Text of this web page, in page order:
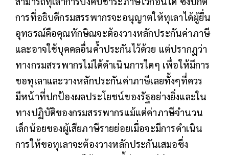
การที่อธิบดีกรมสรรพากรจะอนุญาตให้ทุเลาได้ผู้ยื่น
อุทธรณ์คือคุณทักษิณจะต้องวางหลักประกันค่าภาษี
และอาจใช้บุคคลอื่นค้ำประกันไว้ด้วย แต่ปรากฏว่า
ทางกรมสรรพากรไม่ได้ดำเนินการใดๆ เพื่อให้มีการ
ขอทุเลาและวางหลักประกันค่าภาษีเลยทั้งๆที่ควร
มีหน้าที่ปกป้องผลประโยชน์ของรัฐอย่างยิ่งและใน
ทางปฏิบัติของกรมสรรพากรแม้แต่ค่าภาษีจำนวน
เล็กน้อยของผู้เสียภาษีรายย่อยเมื่อจะมีการดำเนิน
การให้ขอทุเลาจะต้องวางหลักประกันเสมอซึ่ง